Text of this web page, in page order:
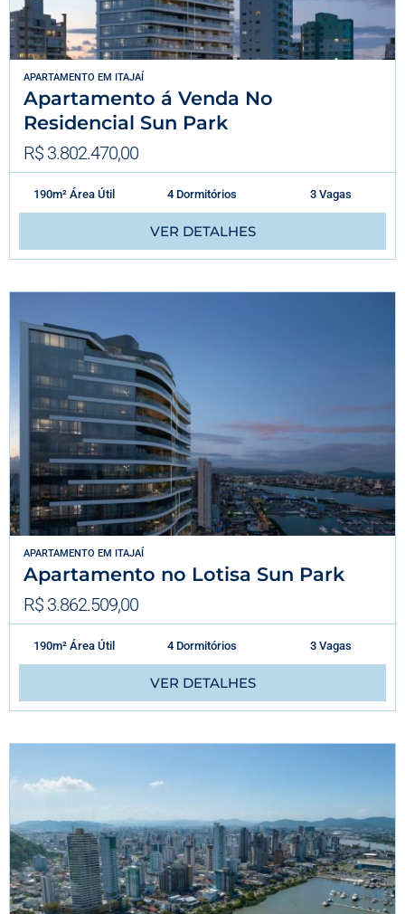
APARTAMENTO EM ITAJAÍ
Apartamento á Venda No
Residencial Sun Park
R$ 3.802.470,00
190m² Área Útil 4 Dormitórios 3 Vagas
VER DETALHES
APARTAMENTO EM ITAJAÍ
Apartamento no Lotisa Sun Park
R$ 3.862.509,00
190m² Área Útil 4 Dormitórios 3 Vagas
VER DETALHES